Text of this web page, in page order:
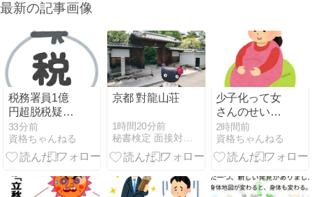
最新の記事画像
税務署員1億
円超脱税疑い
詐取金で競艇
か、国税当局
33分前
資格ちゃんねる
京都 對龍山荘
1時間20分前
秘書検定 面接対策ブログ 思いやりの心をかたちに
少子化って女
さんのせいだ
よな
2時間前
資格ちゃんねる